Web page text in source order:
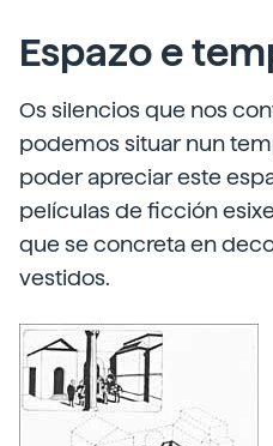
Espazo e
Os silencios que nos
podemos situar nun
poder apreciar este
películas de ficción
que se concreta en
vestidos.